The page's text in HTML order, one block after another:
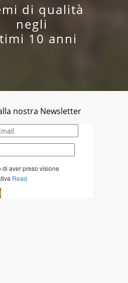
di qualità
negli
10 anni
nostra Newsletter